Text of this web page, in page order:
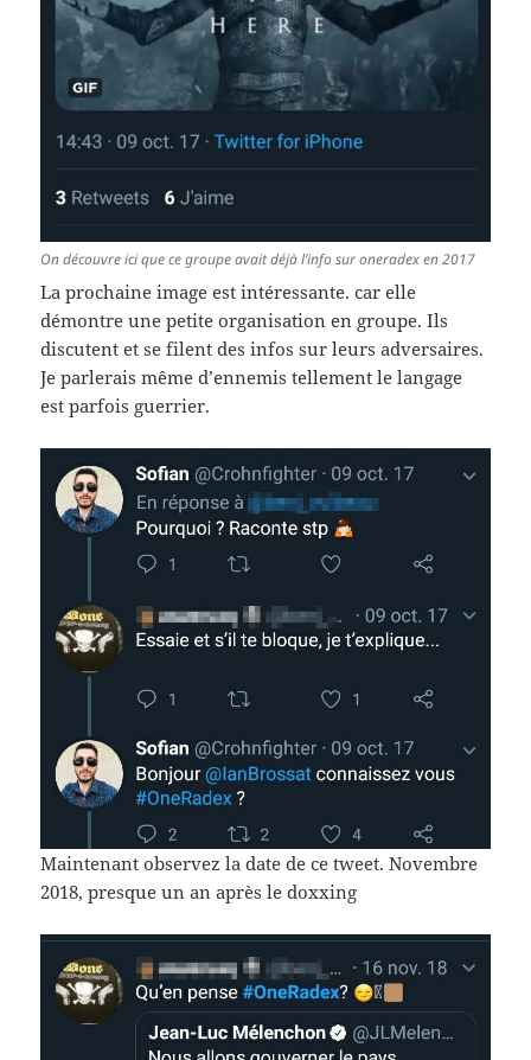
On découvre ici que ce groupe avait déjà l’info sur oneradex en 2017
La prochaine image est intéressante. car elle
démontre une petite organisation en groupe. Ils
discutent et se filent des infos sur leurs adversaires.
Je parlerais même d’ennemis tellement le langage
est parfois guerrier.
Maintenant observez la date de ce tweet. Novembre
2018, presque un an après le doxxing